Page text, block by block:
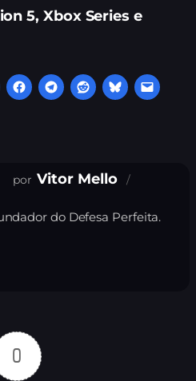
5, Xbox Series e
Vitor Mello
do Defesa Perfeita.
0